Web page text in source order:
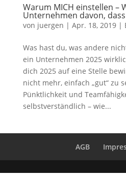
Warum MICH einstellen –
Unternehmen davon, dass
von juergen | Apr. 18, 2019|
Was hast du, was andere
ein Unternehmen 2025
dich 2025 auf eine Stelle
nicht mehr, einfach „gut“ zu
Pünktlichkeit und
selbstverständlich – wie...
AGB